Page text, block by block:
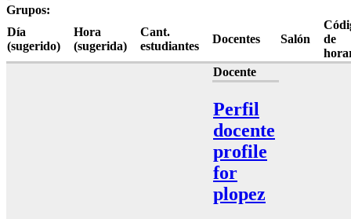
Grupos:
Día
(sugerido)
Hora
(sugerida)
Cant.
estudiantes
Docentes Salón
de
Docente
Perfil
docente
profile
for
plopez